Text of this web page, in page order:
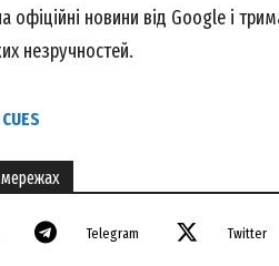
офіційні новини від Google і
незручностей.
мережах
Telegram Twitter